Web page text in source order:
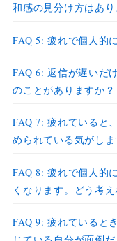
和感の見分け方はあり
FAQ 5: 疲れで個人的
FAQ 6: 返信が遅いだ
のことがありますか？
FAQ 7: 疲れていると
められている気がし
FAQ 8: 疲れで個人的
くなります。どう考
FAQ 9: 疲れていると